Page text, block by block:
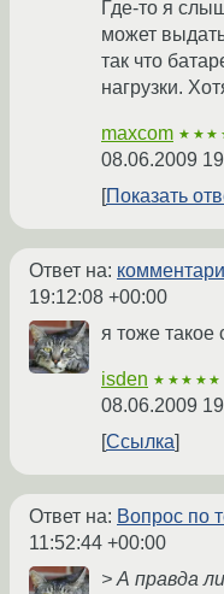
Где-то я
может
так что
нагрузки.
maxcom
08.06.2009
Показать
Ответ на:
19:12:08 +00:00
я тоже такое
isden ★★★★★
08.06.2009
Ссылка
Ответ на: Вопрос по
11:52:44 +00:00
> А правда